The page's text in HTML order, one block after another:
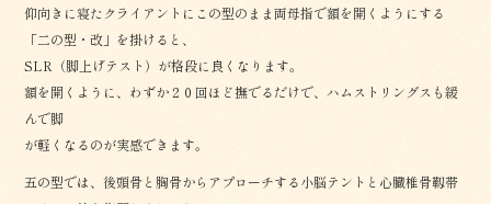
仰向きに寝たクライアントにこの型のまま両母指で額を開くようにする
「二の型・改」を掛けると、
SLR（脚上げテスト）が格段に良くなります。
額を開くように、わずか２０回ほど撫でるだけで、ハムストリングスも緩
んで脚
が軽くなるのが実感できます。
五の型では、後頭骨と胸骨からアプローチする小脳テントと心臓椎骨靱帯